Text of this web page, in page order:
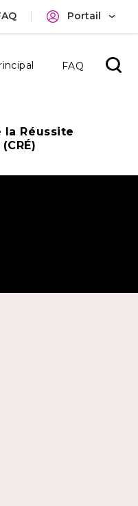
Portail
FAQ
Ouvrir
la
la Réussite